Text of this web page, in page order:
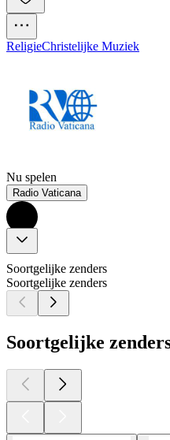
ReligieChristelijke Muziek
Nu spelen
Radio Vaticana
Soortgelijke zenders
Soortgelijke zenders
Soortgelijke